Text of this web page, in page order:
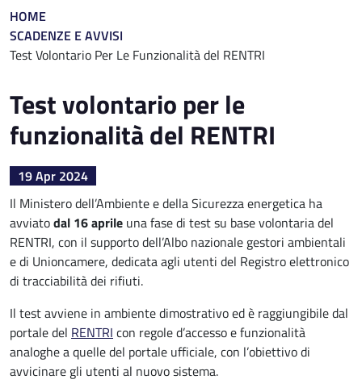
Briciole di pane
HOME
SCADENZE E AVVISI
Test Volontario Per Le Funzionalità del RENTRI
Test volontario per le
funzionalità del RENTRI
19 Apr 2024
Il Ministero dell’Ambiente e della Sicurezza energetica ha
avviatodal 16 aprile una fase di test su base volontaria del
RENTRI, con il supporto dell’Albo nazionale gestori ambientali
e di Unioncamere, dedicata agli utenti del Registro elettronico
di tracciabilità dei rifiuti.
Il test avviene in ambiente dimostrativo ed è raggiungibile dal
portale del RENTRI con regole d’accesso e funzionalità
analoghe a quelle del portale ufficiale, con l’obiettivo di
avvicinare gli utenti al nuovo sistema.